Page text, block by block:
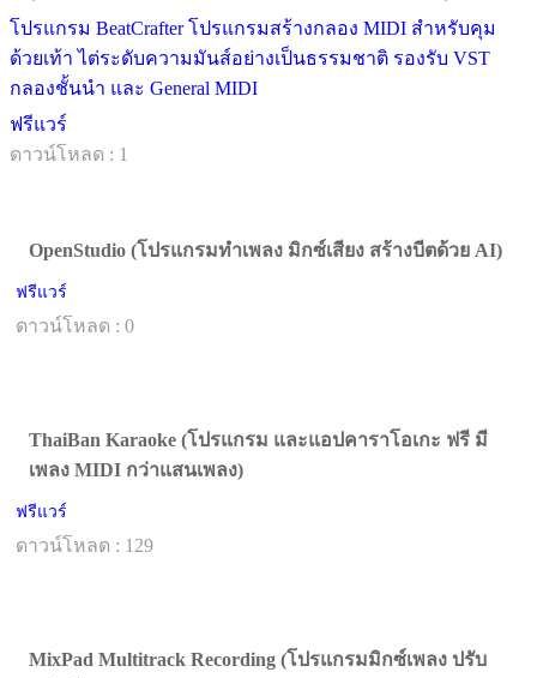
โปรแกรม BeatCrafter โปรแกรมสร้างกลอง MIDI สำหรับคุม
ด้วยเท้า ไต่ระดับความมันส์อย่างเป็นธรรมชาติ รองรับ VST
กลองชั้นนำ และ General MIDI
ฟรีแวร์
ดาวน์โหลด : 1
OpenStudio (โปรแกรมทำเพลง มิกซ์เสียง สร้างบีตด้วย AI)
ฟรีแวร์
ดาวน์โหลด : 0
ThaiBan Karaoke (โปรแกรม และแอปคาราโอเกะ ฟรี มี
เพลง MIDI กว่าแสนเพลง)
ฟรีแวร์
ดาวน์โหลด : 129
MixPad Multitrack Recording (โปรแกรมมิกซ์เพลง ปรับ